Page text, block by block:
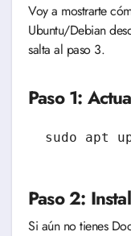
Voy a mostrarte
Ubuntu/Debian
salta al paso 3.
Paso 1:
Paso 2:
Si aún no tienes